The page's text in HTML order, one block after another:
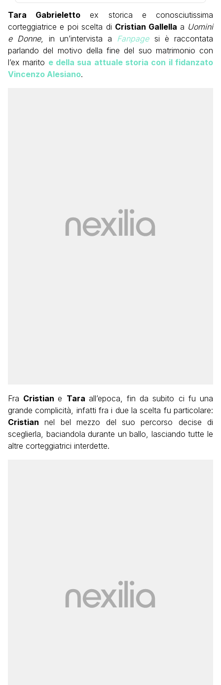
Tara Gabrieletto ex storica e conosciutissima
corteggiatrice e poi scelta di Cristian Gallella a Uomini
e Donne, in un’intervista a Fanpagesi è raccontata
parlando del motivo della fine del suo matrimonio con
l’ex marito e della sua attuale storia con il fidanzato
Vincenzo Alesiano.
Fra Cristiane Tara all’epoca, fin da subito ci fu una
grande complicità, infatti fra i due la scelta fu particolare:
Cristian nel bel mezzo del suo percorso decise di
sceglierla, baciandola durante un ballo, lasciando tutte le
altre corteggiatrici interdette.